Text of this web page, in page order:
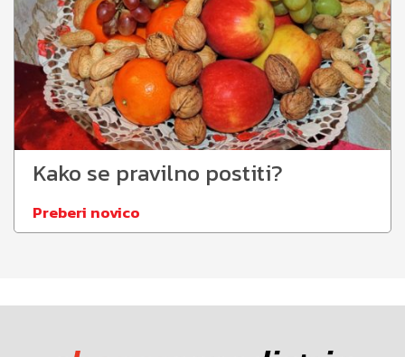
Kako se pravilno postiti?
Preberi novico